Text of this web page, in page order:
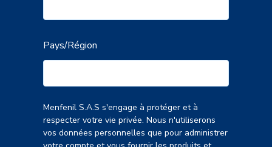
Pays/Région
Menfenil S.A.S s'engage à protéger et à
respecter votre vie privée. Nous n'utiliserons
vos données personnelles que pour administrer